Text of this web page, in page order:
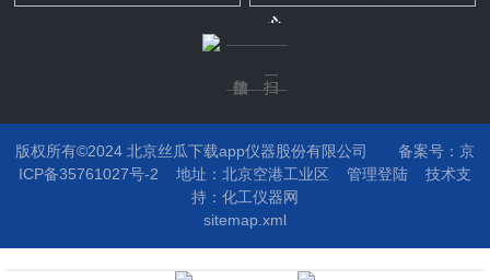
心
版权所有©2024 北京丝瓜下载app仪器股份有限公司
备案号：京
ICP备35761027号-2
地址： 北京空港工业区 管理登陆技术支
持： 化工仪器网
sitemap.xml